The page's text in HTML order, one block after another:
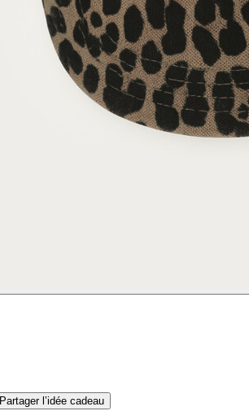
Partager l’idée cadeau